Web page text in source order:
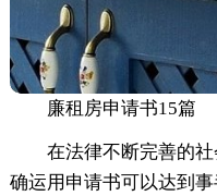
廉租房申请书15篇
在法律不断完善的
确运用申请书可以达到